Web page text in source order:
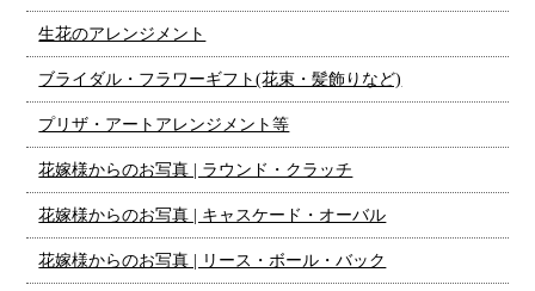
生花のアレンジメント
ブライダル・フラワーギフト(花束・髪飾りなど)
プリザ・アートアレンジメント等
花嫁様からのお写真 | ラウンド・クラッチ
花嫁様からのお写真 | キャスケード・オーバル
花嫁様からのお写真 | リース・ボール・バック